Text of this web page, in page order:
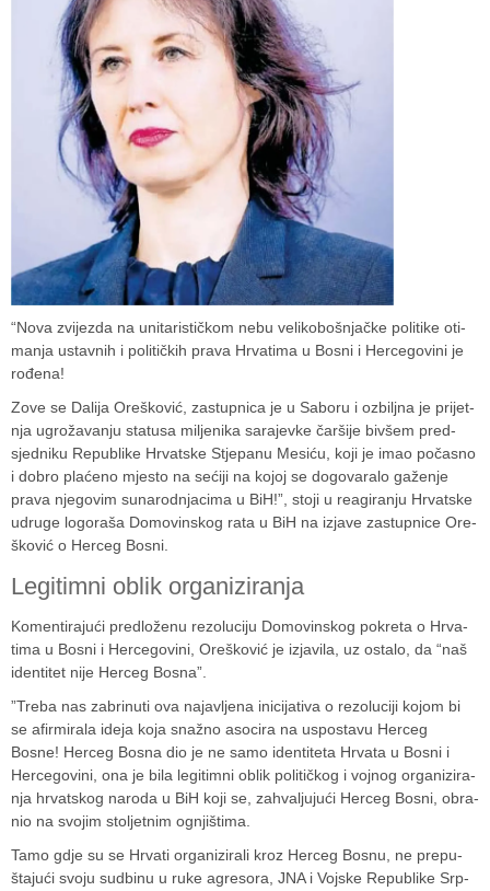
“Nova zvi­jezda na uni­ta­ris­tič­kom nebu veli­ko­boš­njačke poli­tike oti­
ma­nja ustav­nih i poli­tič­kih prava Hrva­tima u Bosni i Her­ce­go­vini je
rođena!
Zove se Dalija Ore­ško­vić, zas­tup­nica je u Saboru i ozbiljna je pri­jet­
nja ugro­ža­va­nju sta­tusa milje­nika sara­jevke čar­šije biv­šem pred­
sjed­niku Repu­blike Hrvat­ske Stje­panu Mesiću, koji je imao počasno
i dobro pla­ćeno mjesto na sećiji na kojoj se dogo­va­ralo gaže­nje
prava nje­go­vim suna­rod­nja­cima u BiH!”, stoji u reagi­ra­nju Hrvat­ske
udruge logo­raša Domo­vin­skog rata u BiH na izjave zas­tup­nice Ore­
ško­vić o Her­ceg Bosni.
Legi­timni oblik orga­ni­zi­ra­nja
Komen­ti­ra­jući pred­lo­ženu rezo­lu­ciju Domo­vin­skog pokreta o Hrva­
tima u Bosni i Her­ce­go­vini, Ore­ško­vić je izja­vila, uz ostalo, da “naš
iden­ti­tet nije Her­ceg Bosna”.
”Treba nas zabri­nuti ova naj­av­ljena ini­ci­ja­tiva o rezo­lu­ciji kojom bi
se afir­mi­rala ideja koja snažno aso­cira na uspos­tavu Her­ceg
Bosne! Her­ceg Bosna dio je ne samo iden­ti­teta Hrvata u Bosni i
Her­ce­go­vini, ona je bila legi­timni oblik poli­tič­kog i voj­nog orga­ni­zi­ra­
nja hrvat­skog naroda u BiH koji se, zahva­lju­jući Her­ceg Bosni, obra­
nio na svo­jim sto­ljet­nim ognji­štima.
Tamo gdje su se Hrvati orga­ni­zi­rali kroz Her­ceg Bosnu, ne pre­pu­
šta­jući svoju sud­binu u ruke agre­sora, JNA i Voj­ske Repu­blike Srp­